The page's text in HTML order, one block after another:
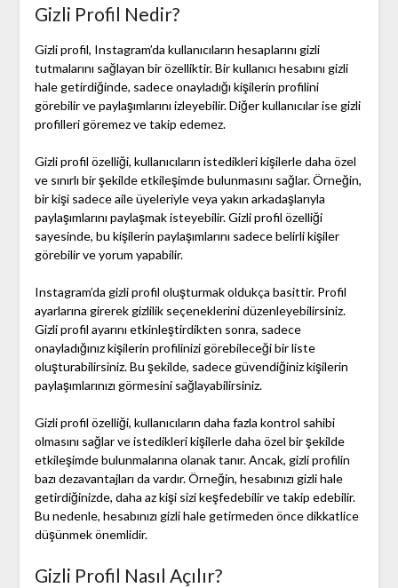
Gizli Profil Nedir?
Gizli profil, Instagram’da kullanıcıların hesaplarını gizli
tutmalarını sağlayan bir özelliktir. Bir kullanıcı hesabını gizli
hale getirdiğinde, sadece onayladığı kişilerin profilini
görebilir ve paylaşımlarını izleyebilir. Diğer kullanıcılar ise gizli
profilleri göremez ve takip edemez.
Gizli profil özelliği, kullanıcıların istedikleri kişilerle daha özel
ve sınırlı bir şekilde etkileşimde bulunmasını sağlar. Örneğin,
bir kişi sadece aile üyeleriyle veya yakın arkadaşlarıyla
paylaşımlarını paylaşmak isteyebilir. Gizli profil özelliği
sayesinde, bu kişilerin paylaşımlarını sadece belirli kişiler
görebilir ve yorum yapabilir.
Instagram’da gizli profil oluşturmak oldukça basittir. Profil
ayarlarına girerek gizlilik seçeneklerini düzenleyebilirsiniz.
Gizli profil ayarını etkinleştirdikten sonra, sadece
onayladığınız kişilerin profilinizi görebileceği bir liste
oluşturabilirsiniz. Bu şekilde, sadece güvendiğiniz kişilerin
paylaşımlarınızı görmesini sağlayabilirsiniz.
Gizli profil özelliği, kullanıcıların daha fazla kontrol sahibi
olmasını sağlar ve istedikleri kişilerle daha özel bir şekilde
etkileşimde bulunmalarına olanak tanır. Ancak, gizli profilin
bazı dezavantajları da vardır. Örneğin, hesabınızı gizli hale
getirdiğinizde, daha az kişi sizi keşfedebilir ve takip edebilir.
Bu nedenle, hesabınızı gizli hale getirmeden önce dikkatlice
düşünmek önemlidir.
Gizli Profil Nasıl Açılır?